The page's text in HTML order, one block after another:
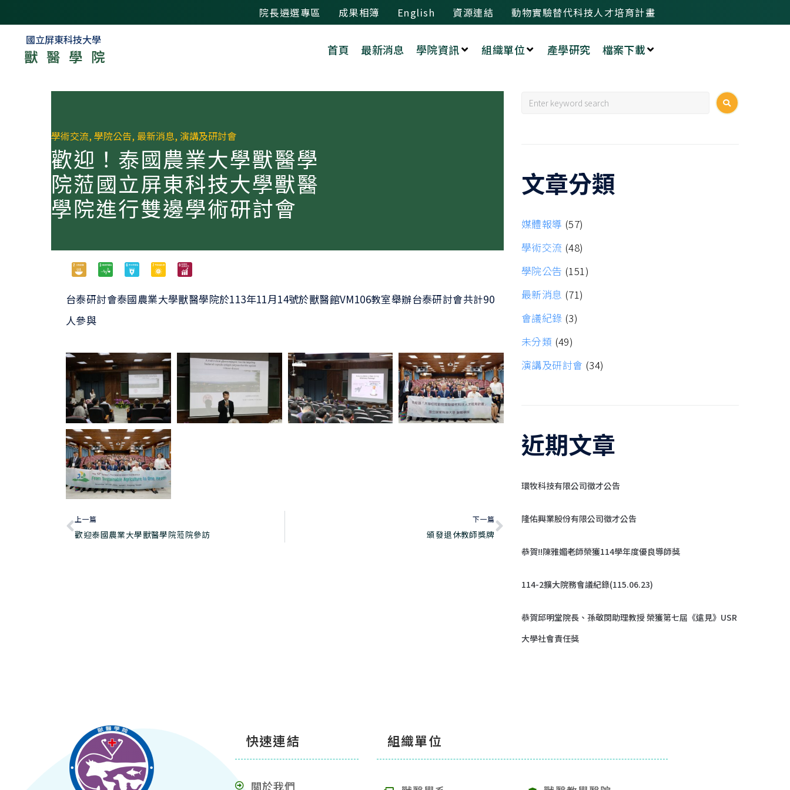
院長遴選專區 成果相簿 English 資源連結
動物實驗替代科技人才培育計畫
國立屏東科技大學
獸醫學院 首頁 最新消息 學院資訊 組織單位 產學研究 檔案下載
學術交流,學院公告, 最新消息,演講及研討會
歡迎！泰國農業大學獸醫學
院蒞國立屏東科技大學獸醫
學院進行雙邊學術研討會
台泰研討會泰國農業大學獸醫學院於113年11月14號於獸醫館VM106教室舉辦台泰研討會共計90
人參與
上一篇
歡迎泰國農業大學獸醫學院蒞院參訪
下一篇
頒發退休教師獎牌
文章分類
媒體報導 (57)
學術交流 (48)
學院公告 (151)
最新消息 (71)
會議紀錄 (3)
未分類 (49)
演講及研討會 (34)
近期文章
環牧科技有限公司徵才公告
隆佑興業股份有限公司徵才公告
恭賀!!陳雅媚老師榮獲114學年度優良導師獎
114-2擴大院務會議紀錄(115.06.23)
恭賀邱明堂院長、孫敬閔助理教授 榮獲第七屆《遠見》USR
大學社會責任獎
快速連結
關於我們
組織單位